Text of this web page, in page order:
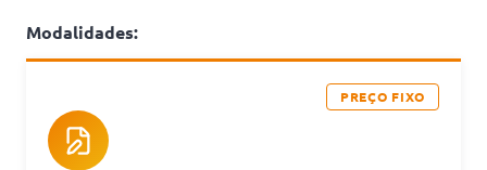
Modalidades:
PREÇO FIXO